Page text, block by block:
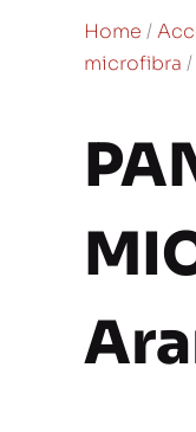
Home /
microfibra